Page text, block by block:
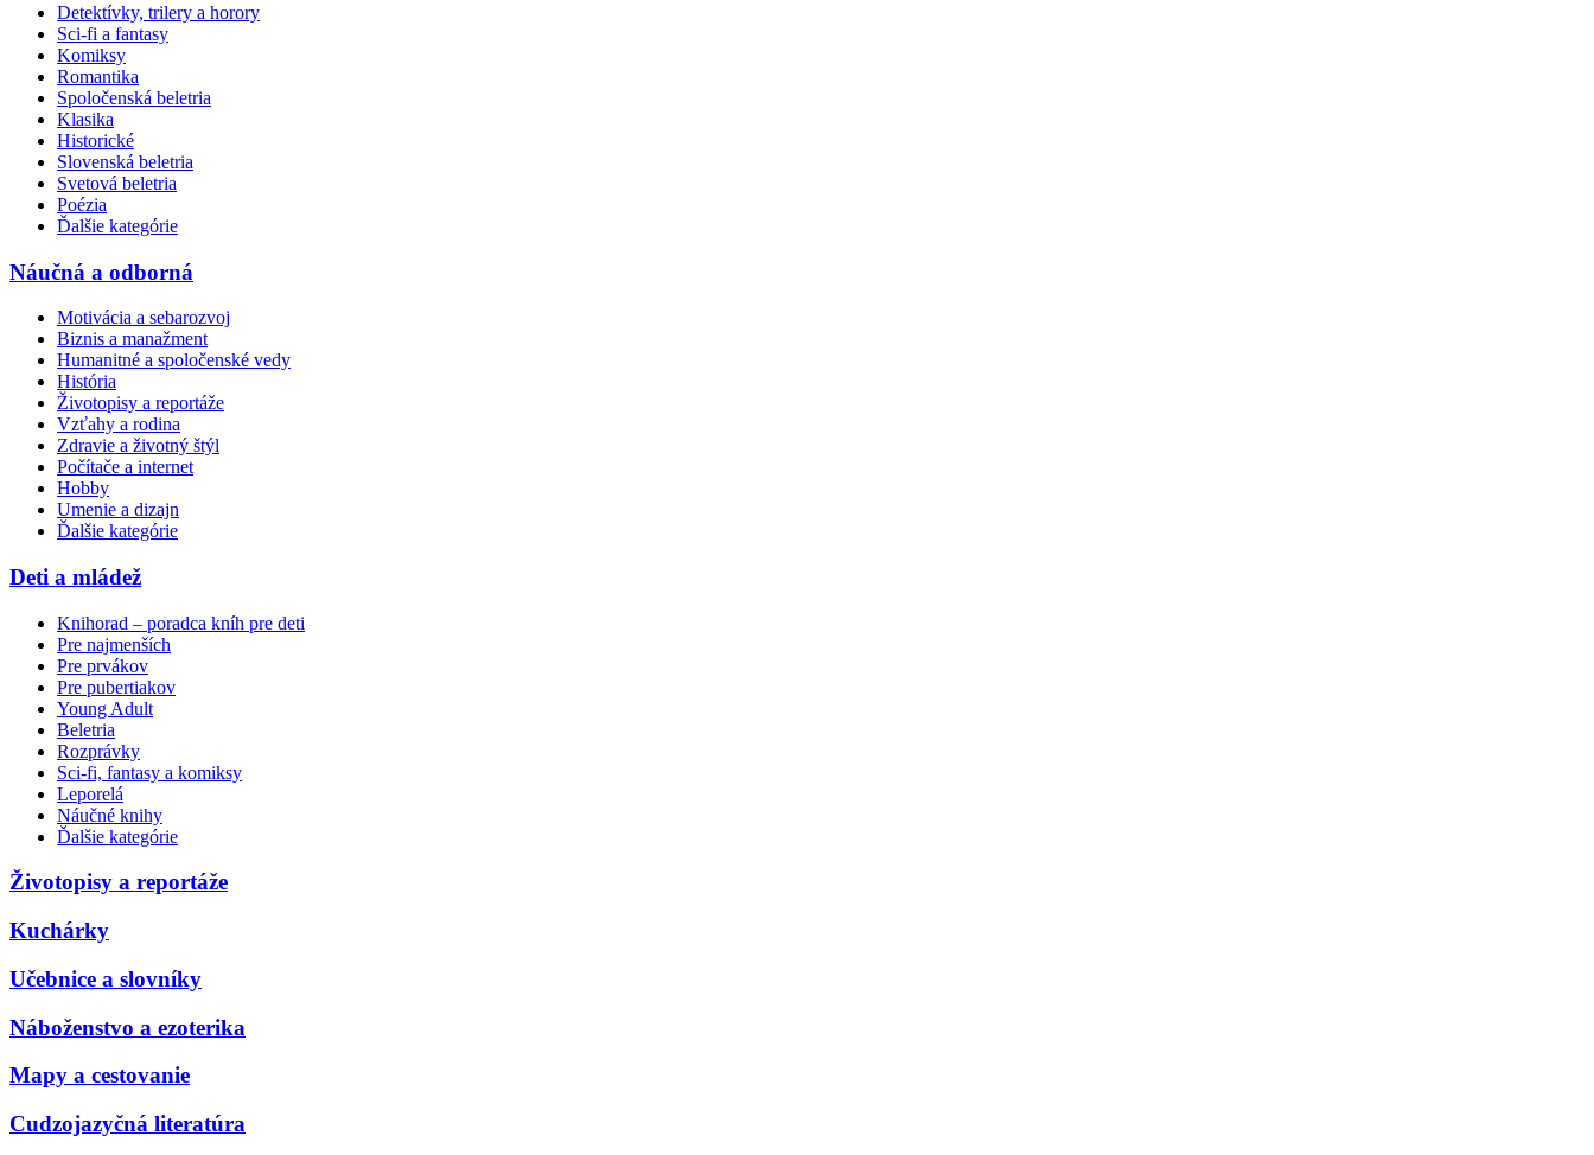
Detektívky, trilery a horory
Sci-fi a fantasy
Komiksy
Romantika
Spoločenská beletria
Klasika
Historické
Slovenská beletria
Svetová beletria
Poézia
Ďalšie kategórie
Náučná a odborná
Motivácia a sebarozvoj
Biznis a manažment
Humanitné a spoločenské vedy
História
Životopisy a reportáže
Vzťahy a rodina
Zdravie a životný štýl
Počítače a internet
Hobby
Umenie a dizajn
Ďalšie kategórie
Deti a mládež
Knihorad – poradca kníh pre deti
Pre najmenších
Pre prvákov
Pre pubertiakov
Young Adult
Beletria
Rozprávky
Sci-fi, fantasy a komiksy
Leporelá
Náučné knihy
Ďalšie kategórie
Životopisy a reportáže
Kuchárky
Učebnice a slovníky
Náboženstvo a ezoterika
Mapy a cestovanie
Cudzojazyčná literatúra